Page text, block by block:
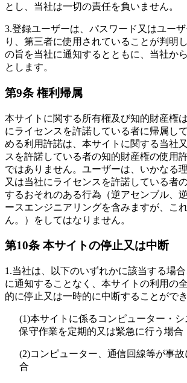
とし、当社は一切の責任を負いません。
3.登録ユーザーは、パスワード又はユー
り、第三者に使用されていることが判明
の旨を当社に通知するとともに、当社か
とします。
第9条 権利帰属
本サイトに関する所有権及び知的財産権
にライセンスを許諾している者に帰属し
める利用許諾は、本サイトに関する当社
スを許諾している者の知的財産権の使用
ではありません。ユーザーは、いかなる
又は当社にライセンスを許諾している者
するおそれのある行為（逆アセンブル、
ースエンジニアリングを含みますが、こ
ん。）をしてはなりません。
第10条 本サイトの停止又は中断
1.当社は、以下のいずれかに該当する場
に通知することなく、本サイトの利用の
的に停止又は一時的に中断することがで
(1)本サイトに係るコンピューター・
保守作業を定期的又は緊急に行う場合
(2)コンピューター、通信回線等が事
合